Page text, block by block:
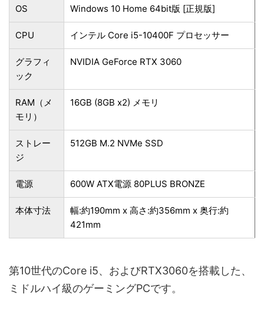
OS Windows 10 Home 64bit版 [正規版]
CPU インテル Core i5-10400F プロセッサー
グラフィ
ック
NVIDIA GeForce RTX 3060
RAM（メ
モリ）
16GB (8GB x2) メモリ
ストレー
ジ
512GB M.2 NVMe SSD
電源 600W ATX電源 80PLUS BRONZE
本体寸法
幅:約190mm x 高さ:約356mm x 奥行:約
421mm
第10世代のCore i5、およびRTX3060を搭載した、
ミドルハイ級のゲーミングPCです。